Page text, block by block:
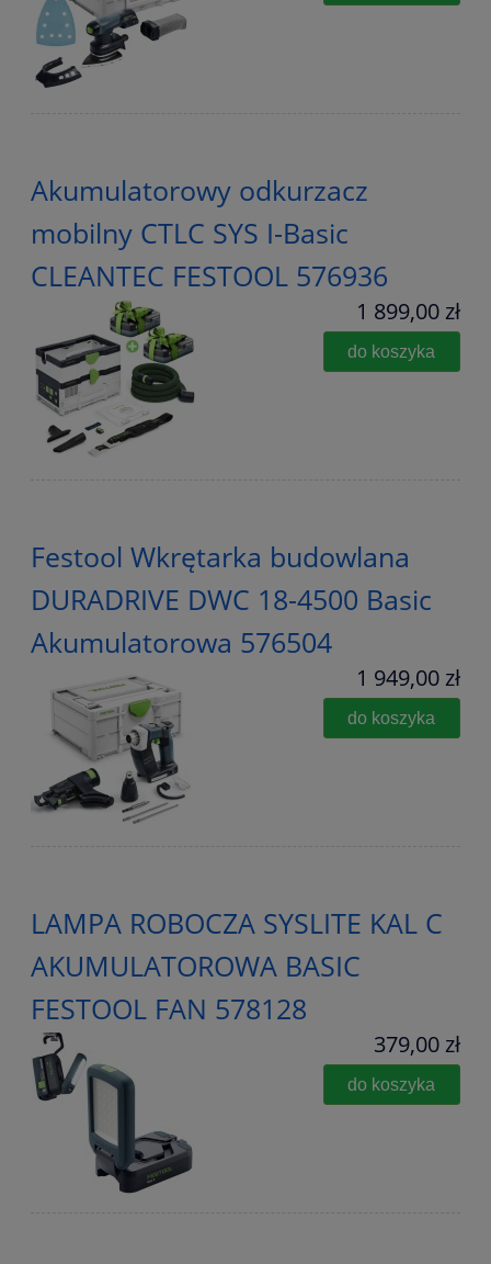
Akumulatorowy odkurzacz
mobilny CTLC SYS I-Basic
CLEANTEC FESTOOL 576936
1 899,00 zł
do koszyka
Festool Wkrętarka budowlana
DURADRIVE DWC 18-4500 Basic
Akumulatorowa 576504
1 949,00 zł
do koszyka
LAMPA ROBOCZA SYSLITE KAL C
AKUMULATOROWA BASIC
FESTOOL FAN 578128
379,00 zł
do koszyka